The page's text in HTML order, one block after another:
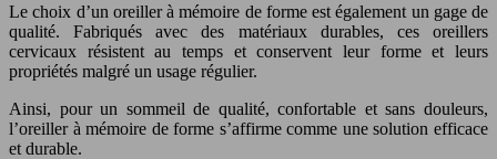
Le choix d’un oreiller à mémoire de forme est également un gage de
qualité. Fabriqués avec des matériaux durables, ces oreillers
cervicaux résistent au temps et conservent leur forme et leurs
propriétés malgré un usage régulier.
Ainsi, pour un sommeil de qualité, confortable et sans douleurs,
l’oreiller à mémoire de forme s’affirme comme une solution efficace
et durable.